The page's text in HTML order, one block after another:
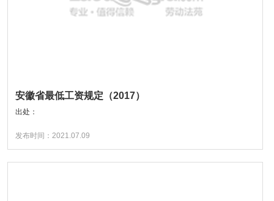
安徽省最低工资规定（2017）
出处：
发布时间：2021.07.09